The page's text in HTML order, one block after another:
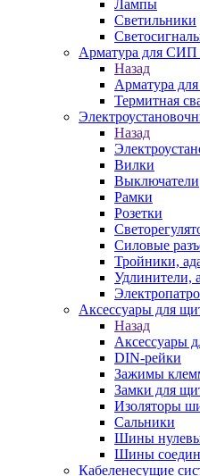
Лампы
Светильники
Арматура для
Назад
Арматура
Термитная
Назад
Вилки
Выключатели
Рамки
Розетки
Силовые
Тройники,
Удлинители,
Аксессуары для
Назад
Аксессуары
DIN-рейки
Зажимы
Замки для
Изоляторы
Сальники
Шины
Шины
Кабеленесущие